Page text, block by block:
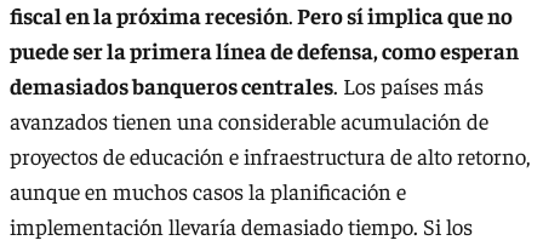
fiscal en la próxima recesión.Pero sí implica que no
puede ser la primera línea de defensa, como esperan
demasiados banqueros centrales. Los países más
avanzados tienen una considerable acumulación de
proyectos de educación e infraestructura de alto retorno,
aunque en muchos casos la planificación e
implementación llevaría demasiado tiempo. Si los